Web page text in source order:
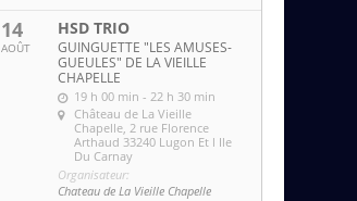
14
AOÛT
HSD TRIO
GUINGUETTE "LES AMUSES-
GUEULES" DE LA VIEILLE
CHAPELLE
19 h 00 min - 22 h 30 min
Château de La Vieille
Chapelle , 2 rue Florence
Arthaud 33240 Lugon Et l Ile
Du Carnay
Organisateur:
Chateau de La Vieille Chapelle